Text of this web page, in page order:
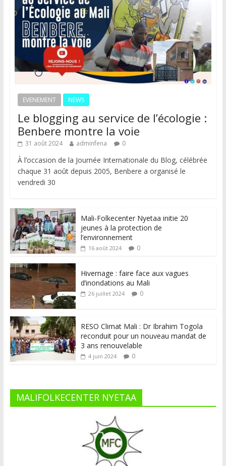
EVENEMENT NEWS
Le blogging au service de l’écologie :
Benbere montre la voie
31 août 2024 adminfena 0
À l’occasion de la Journée Internationale du Blog, célébrée
chaque 31 août depuis 2005, Benbere a organisé le
vendredi 30
Mali-Folkecenter Nyetaa initie 20
jeunes à la protection de
l’environnement
16 août 2024 0
Hivernage : faire face aux vagues
d’inondations au Mali
26 juillet 2024 0
RESO Climat Mali : Dr Ibrahim Togola
reconduit pour un nouveau mandat de
3 ans renouvelable
4 juin 2024 0
MALIFOLKECENTER NYETAA